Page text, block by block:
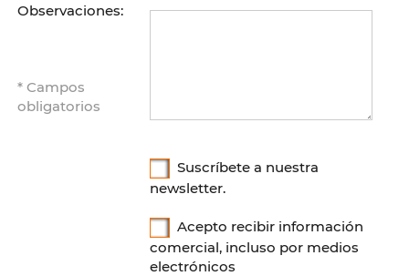
Observaciones:
* Campos
obligatorios
Suscríbete a nuestra
newsletter.
Acepto recibir información
comercial, incluso por medios
electrónicos